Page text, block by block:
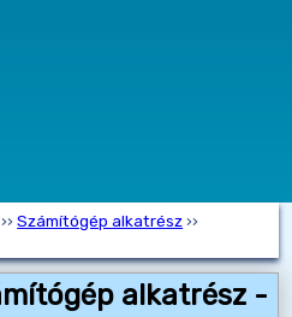
››Számítógép alkatrész››
alkatrész -